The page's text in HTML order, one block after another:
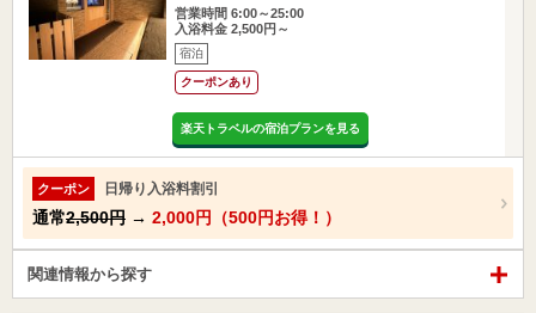
営業時間 6:00～25:00
入浴料金 2,500円～
宿泊
クーポンあり
楽天トラベルの宿泊プランを見る
クーポン 日帰り入浴料割引
通常2,500円 → 2,000円（500円お得！）
関連情報から探す